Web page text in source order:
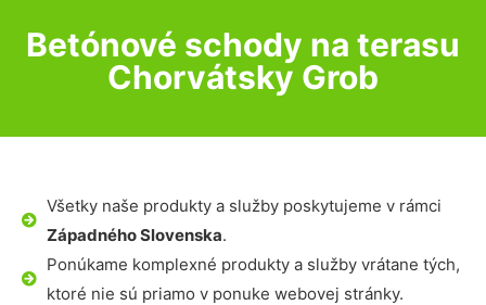
Betónové schody na terasu
Chorvátsky Grob
Všetky naše produkty a služby poskytujeme v rámci
Západného Slovenska.
Ponúkame komplexné produkty a služby vrátane tých,
ktoré nie sú priamo v ponuke webovej stránky.